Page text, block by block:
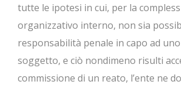
tutte le ipotesi in cui, per la
organizzativo interno, non sia
responsabilità penale in capo ad
soggetto, e ciò nondimeno risulti
commissione di un reato, l’ente ne